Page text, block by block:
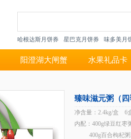
哈根达斯月饼券 星巴克月饼券 味多美月
阳澄湖大闸蟹 水果礼品卡
臻味滋元粥（四
净含量：2.4kg/盒 6
内配：400g绿豆红枣
400g百合枸杞粥